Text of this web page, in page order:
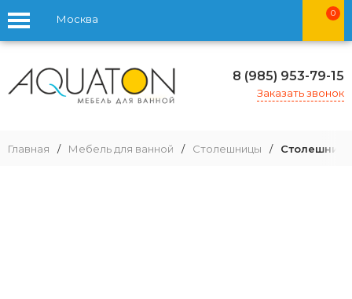
Москва 0
8 (985) 953-79-15
Заказать звонок
Главная / Мебель для ванной / Столешницы /